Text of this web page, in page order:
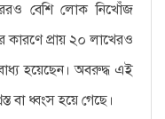
বেশি লোক নিখোঁজ
কারণে প্রায় ২০ লাখেরও
হয়েছেন। অবরুদ্ধ এই
বা ধ্বংস হয়ে গেছে।